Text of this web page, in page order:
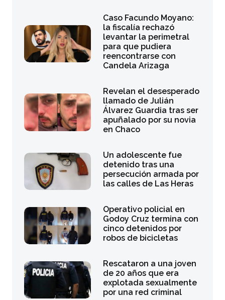
Caso Facundo Moyano:
la fiscalía rechazó
levantar la perimetral
para que pudiera
reencontrarse con
Candela Arizaga
Revelan el desesperado
llamado de Julián
Álvarez Guardia tras ser
apuñalado por su novia
en Chaco
Un adolescente fue
detenido tras una
persecución armada por
las calles de Las Heras
Operativo policial en
Godoy Cruz termina con
cinco detenidos por
robos de bicicletas
Rescataron a una joven
de 20 años que era
explotada sexualmente
por una red criminal